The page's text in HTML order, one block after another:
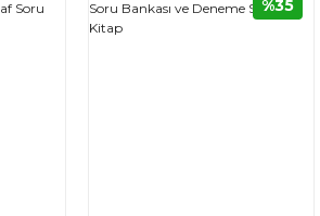
%35